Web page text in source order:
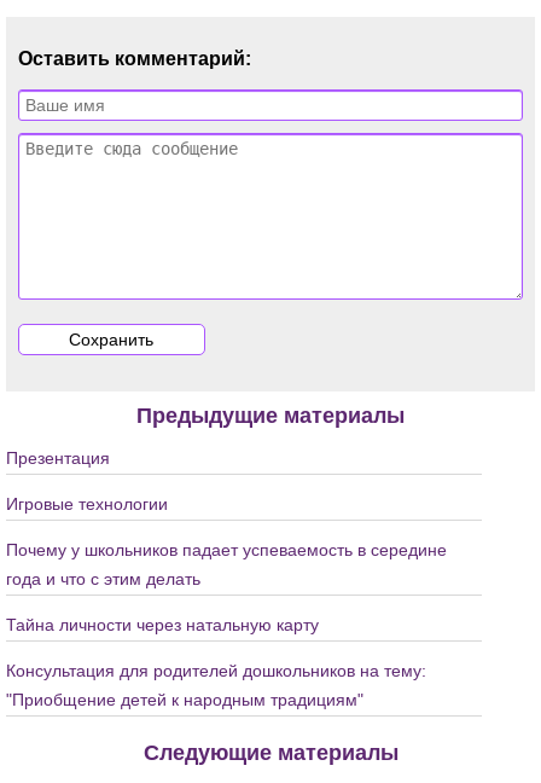
Оставить комментарий:
Предыдущие материалы
Презентация
Игровые технологии
Почему у школьников падает успеваемость в середине
года и что с этим делать
Тайна личности через натальную карту
Консультация для родителей дошкольников на тему:
"Приобщение детей к народным традициям"
Следующие материалы